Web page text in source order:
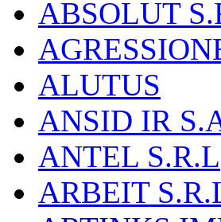
ABSOLUT
ALUTUS
ANSID IR
ANTEL S.R.L
ARBEIT